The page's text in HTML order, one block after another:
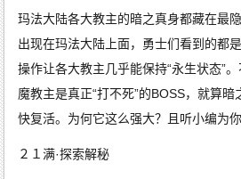
变
态
传
奇
网
通
传
奇
玛法大陆各大教主的暗之真身都藏在最
出现在玛法大陆上面，勇士们看到的都
操作让各大教主几乎能保持“永生状态”
魔教主是真正“打不死”的BOSS，就算
快复活。为何它这么强大？且听小编为你
２１满·探索解秘